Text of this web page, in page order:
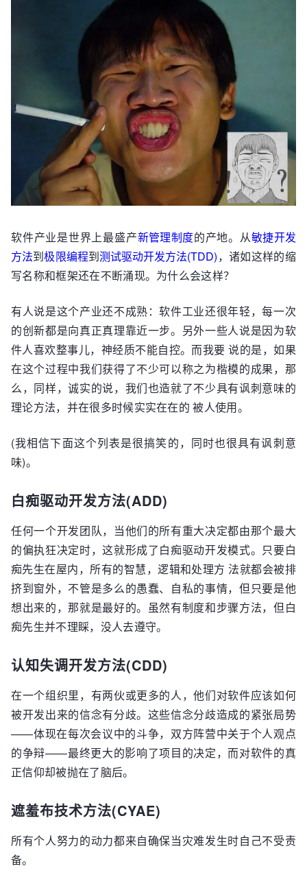
软件产业是世界上最盛产新管理制度的产地。从敏捷开发
方法到极限编程到测试驱动开发方法(TDD)，诸如这样的缩
写名称和框架还在不断涌现。为什么会这样？
有人说是这个产业还不成熟：软件工业还很年轻，每一次
的创新都是向真正真理靠近一步。另外一些人说是因为软
件人喜欢整事儿，神经质不能自控。而我要 说的是，如果
在这个过程中我们获得了不少可以称之为楷模的成果，那
么，同样，诚实的说，我们也造就了不少具有讽刺意味的
理论方法，并在很多时候实实在在的 被人使用。
(我相信下面这个列表是很搞笑的，同时也很具有讽刺意
味)。
白痴驱动开发方法(ADD)
任何一个开发团队，当他们的所有重大决定都由那个最大
的偏执狂决定时，这就形成了白痴驱动开发模式。只要白
痴先生在屋内，所有的智慧，逻辑和处理方 法就都会被排
挤到窗外，不管是多么的愚蠢、自私的事情，但只要是他
想出来的，那就是最好的。虽然有制度和步骤方法，但白
痴先生并不理睬，没人去遵守。
认知失调开发方法(CDD)
在一个组织里，有两伙或更多的人，他们对软件应该如何
被开发出来的信念有分歧。这些信念分歧造成的紧张局势
——体现在每次会议中的斗争，双方阵营中关于个人观点
的争辩——最终更大的影响了项目的决定，而对软件的真
正信仰却被抛在了脑后。
遮羞布技术方法(CYAE)
所有个人努力的动力都来自确保当灾难发生时自己不受责
备。